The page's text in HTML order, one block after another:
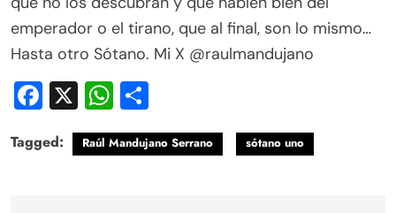
emperador o el tirano, que al final, son lo mismo…
Hasta otro Sótano. Mi X @raulmandujano
Facebook
X WhatsApp
Tagged: Raúl Mandujano Serrano sótano uno